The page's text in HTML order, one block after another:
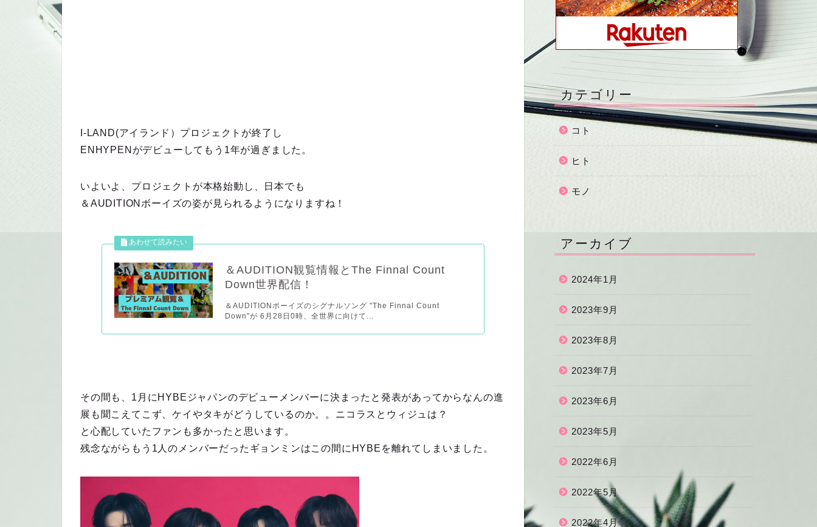
I-LAND(アイランド）プロジェクトが終了し
ENHYPENがデビューしてもう1年が過ぎました。
いよいよ、プロジェクトが本格始動し、日本でも
＆AUDITIONボーイズの姿が見られるようになりますね！
＆AUDITION観覧情報とThe Finnal Count
Down世界配信！
＆AUDITIONボーイズのシグナルソング "The Finnal Count
Down"が 6月28日0時、全世界に向けて...
その間も、1月にHYBEジャパンのデビューメンバーに決まったと発表があってからなんの進
展も聞こえてこず、ケイやタキがどうしているのか。。ニコラスとウィジュは？
と心配していたファンも多かったと思います。
残念ながらもう1人のメンバーだったギョンミンはこの間にHYBEを離れてしまいました。
カテゴリー
コト
ヒト
モノ
アーカイブ
2024年1月
2023年9月
2023年8月
2023年7月
2023年6月
2023年5月
2022年6月
2022年5月
2022年4月